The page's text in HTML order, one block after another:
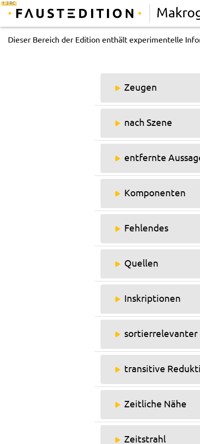
1.3 RC
Dieser Bereich der Edition enthält experimentelle
Zeugen
nach Szene
entfernte
Komponenten
Fehlendes
Quellen
Inskriptionen
sortierrelevanter
transitive
Zeitliche Nähe
Zeitstrahl